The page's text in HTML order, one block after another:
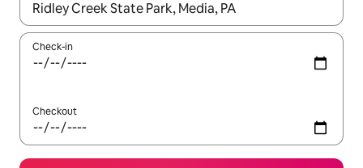
Quando os resultados estiverem disponíveis, explore-os
Check-in
Checkout